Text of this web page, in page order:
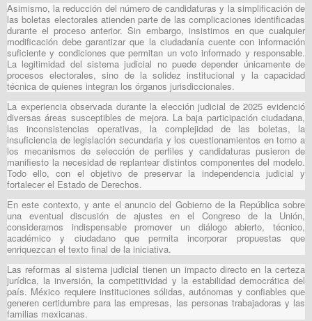
Asimismo, la reducción del número de candidaturas y la simplificación de
las boletas electorales atienden parte de las complicaciones identificadas
durante el proceso anterior. Sin embargo, insistimos en que cualquier
modificación debe garantizar que la ciudadanía cuente con información
suficiente y condiciones que permitan un voto informado y responsable.
La legitimidad del sistema judicial no puede depender únicamente de
procesos electorales, sino de la solidez institucional y la capacidad
técnica de quienes integran los órganos jurisdiccionales.
La experiencia observada durante la elección judicial de 2025 evidenció
diversas áreas susceptibles de mejora. La baja participación ciudadana,
las inconsistencias operativas, la complejidad de las boletas, la
insuficiencia de legislación secundaria y los cuestionamientos en torno a
los mecanismos de selección de perfiles y candidaturas pusieron de
manifiesto la necesidad de replantear distintos componentes del modelo.
Todo ello, con el objetivo de preservar la independencia judicial y
fortalecer el Estado de Derechos.
En este contexto, y ante el anuncio del Gobierno de la República sobre
una eventual discusión de ajustes en el Congreso de la Unión,
consideramos indispensable promover un diálogo abierto, técnico,
académico y ciudadano que permita incorporar propuestas que
enriquezcan el texto final de la iniciativa.
Las reformas al sistema judicial tienen un impacto directo en la certeza
jurídica, la inversión, la competitividad y la estabilidad democrática del
país. México requiere instituciones sólidas, autónomas y confiables que
generen certidumbre para las empresas, las personas trabajadoras y las
familias mexicanas.